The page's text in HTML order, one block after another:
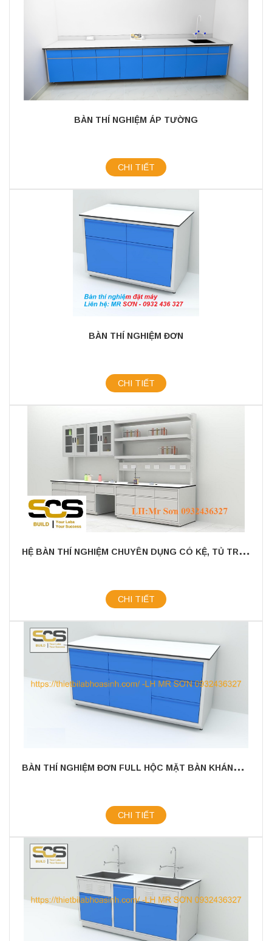
BÀN THÍ NGHIỆM ÁP TƯỜNG
CHI TIẾT
BÀN THÍ NGHIỆM ĐƠN
CHI TIẾT
H
Ệ BÀN THÍ NGHIỆM CHUYÊN DỤNG CÓ KỆ, TỦ TREO
CHI TIẾT
B
ÀN THÍ NGHIỆM ĐƠN FULL HỘC MẶT BÀN KHÁNG HÓA CHẤT
CHI TIẾT